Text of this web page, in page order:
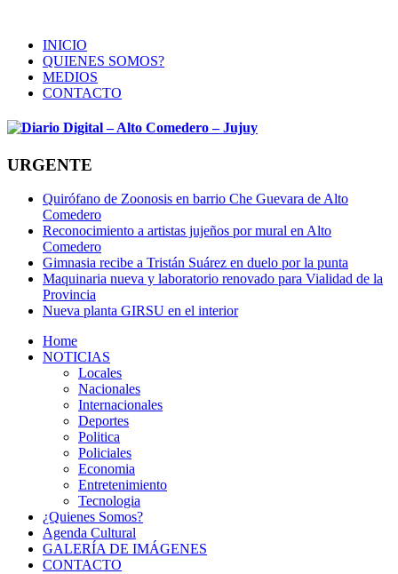
INICIO
QUIENES SOMOS?
MEDIOS
CONTACTO
URGENTE
Quirófano de Zoonosis en barrio Che Guevara de Alto
Comedero
Reconocimiento a artistas jujeños por mural en Alto
Comedero
Gimnasia recibe a Tristán Suárez en duelo por la punta
Maquinaria nueva y laboratorio renovado para Vialidad de la
Provincia
Nueva planta GIRSU en el interior
Home
NOTICIAS
Locales
Nacionales
Internacionales
Deportes
Politica
Policiales
Economia
Entretenimiento
Tecnologia
¿Quienes Somos?
Agenda Cultural
GALERÍA DE IMÁGENES
CONTACTO